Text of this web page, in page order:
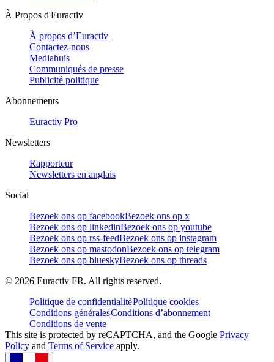
À Propos d'Euractiv
À propos d’Euractiv
Contactez-nous
Mediahuis
Communiqués de presse
Publicité politique
Abonnements
Euractiv Pro
Newsletters
Rapporteur
Newsletters en anglais
Social
Bezoek ons op facebookBezoek ons op x
Bezoek ons op linkedinBezoek ons op youtube
Bezoek ons op rss-feedBezoek ons op instagram
Bezoek ons op mastodonBezoek ons op telegram
Bezoek ons op blueskyBezoek ons op threads
© 2026 Euractiv FR. All rights reserved.
Politique de confidentialitéPolitique cookies
Conditions généralesConditions d’abonnement
Conditions de vente
This site is protected by reCAPTCHA, and the Google Privacy
Policy and Terms of Service apply.